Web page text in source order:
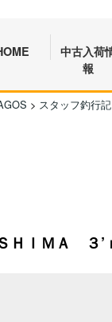
中古入荷
報
> スタッフ釣行記
ＨＩＭＡ ３